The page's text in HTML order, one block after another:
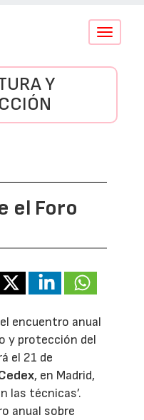
Conmutar
Y
el Foro
encuentro anual
y protección del
el 21 de
, en Madrid,
las técnicas’.
anual sobre